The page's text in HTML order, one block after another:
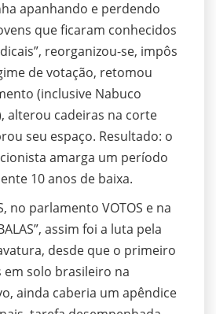
apanhando e perdendo
que ficaram conhecidos
reorganizou-se, impôs
de votação, retomou
(inclusive Nabuco
alterou cadeiras na corte
seu espaço. Resultado: o
amarga um período
10 anos de baixa.
no parlamento VOTOS e na
assim foi a luta pela
desde que o primeiro
em solo brasileiro na
ainda caberia um apêndice